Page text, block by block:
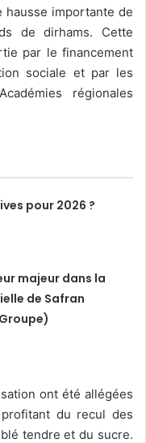
hausse importante de
de dirhams. Cette
par le financement
sociale et par les
régionales
pour 2026 ?
majeur dans la
de Safran
ont été allégées
du recul des
tendre et du sucre.